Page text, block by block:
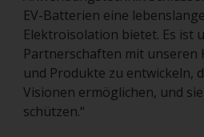
EV-Batterien eine
Elektroisolation bietet. Es ist
Partnerschaften mit unseren
und Produkte zu entwickeln,
Visionen ermöglichen, und
schützen.“